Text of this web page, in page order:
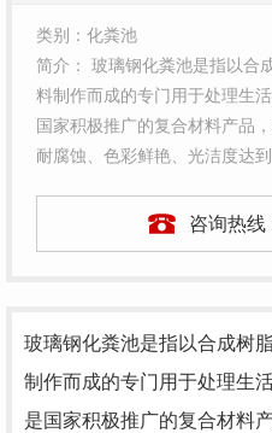
类别：化粪池
简介： 玻璃钢化粪池是指以合
料制作而成的专门用于处理生
国家积极推广的复合材料产品
耐腐蚀、色彩鲜艳、光洁度达
咨询热线
玻璃钢化粪池是指以合成树
制作而成的专门用于处理生
是国家积极推广的复合材料